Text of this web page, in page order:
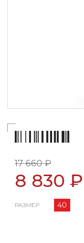
17 660 ₽
8 830 ₽
РАЗМЕР 40